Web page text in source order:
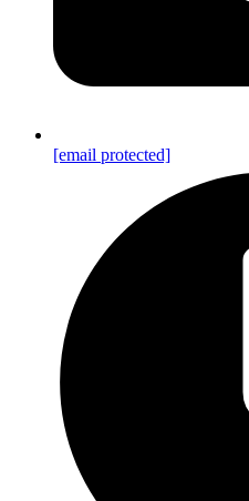
[email protected]